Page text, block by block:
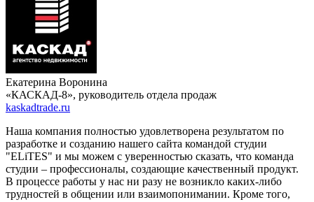
Екатерина Воронина
«КАСКАД-8», руководитель отдела продаж
kaskadtrade.ru
Наша компания полностью удовлетворена результатом по
разработке и созданию нашего сайта командой студии
"ELiTES" и мы можем с уверенностью сказать, что команда
студии – профессионалы, создающие качественный продукт.
В процессе работы у нас ни разу не возникло каких-либо
трудностей в общении или взаимопонимании. Кроме того,